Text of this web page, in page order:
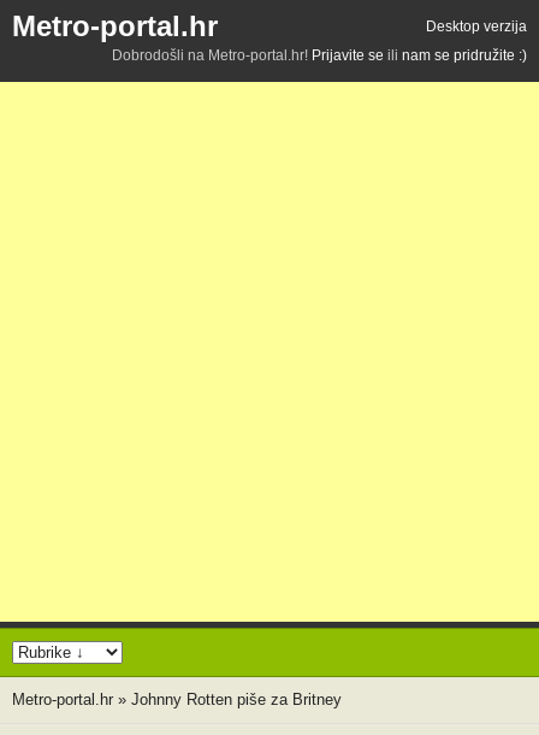
Metro-portal.hr
Desktop verzija
Dobrodošli na Metro-portal.hr! Prijavite se ili nam se pridružite :)
Metro-portal.hr » Johnny Rotten piše za Britney